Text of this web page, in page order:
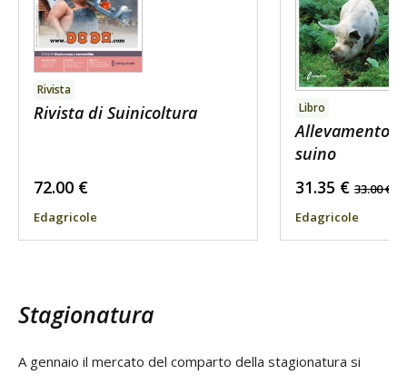
Rivista
Rivista di Suinicoltura
72.00 €
Edagricole
Libro
Allevamento
suino
31.35 € 33.00€
Edagricole
Stagionatura
A gennaio il mercato del comparto della stagionatura si